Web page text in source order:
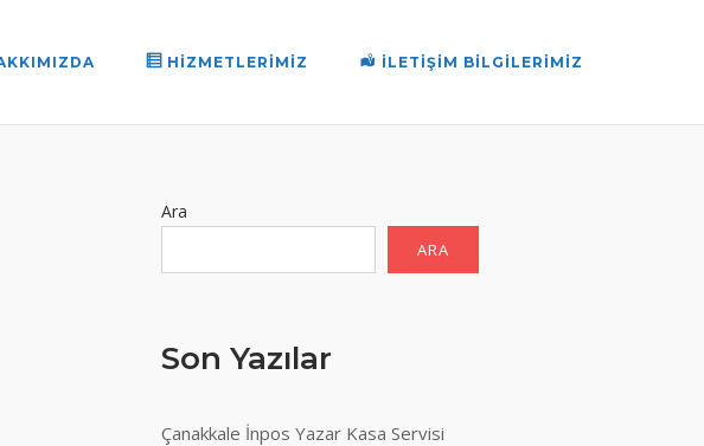
HIZMETLERIMIZ İLETIŞIM BILGILERIMIZ
Ara
ARA
Son Yazılar
Çanakkale İnpos Yazar Kasa Servisi